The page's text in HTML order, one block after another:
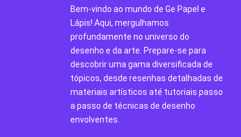
Bem-vindo ao mundo de Ge Papel e
Lápis! Aqui, mergulhamos
profundamente no universo do
desenho e da arte. Prepare-se para
descobrir uma gama diversificada de
tópicos, desde resenhas detalhadas de
materiais artísticos até tutoriais passo
a passo de técnicas de desenho
envolventes.